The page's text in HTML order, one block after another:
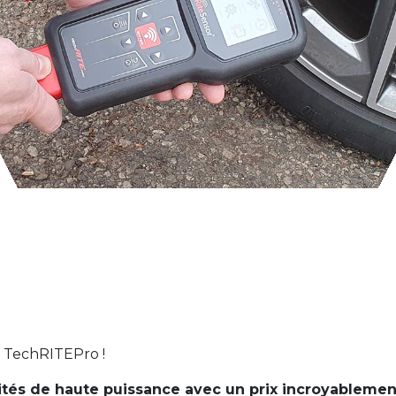
au
de
!
de haute puissance avec un prix